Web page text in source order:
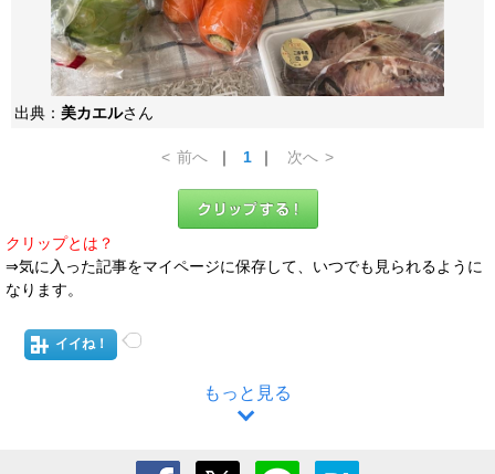
出典： 美カエルさん
< 前へ ｜ 1 ｜ 次へ >
クリップとは？
⇒気に入った記事をマイページに保存して、いつでも見られるように
なります。
イイね！
もっと見る